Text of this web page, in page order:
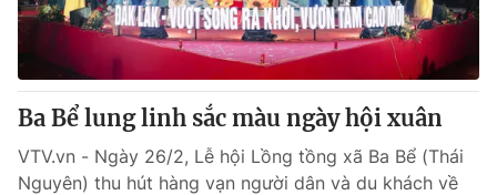
Ba Bể lung linh sắc màu ngày hội xuân
VTV.vn - Ngày 26/2, Lễ hội Lồng tồng xã Ba Bể (Thái
Nguyên) thu hút hàng vạn người dân và du khách về